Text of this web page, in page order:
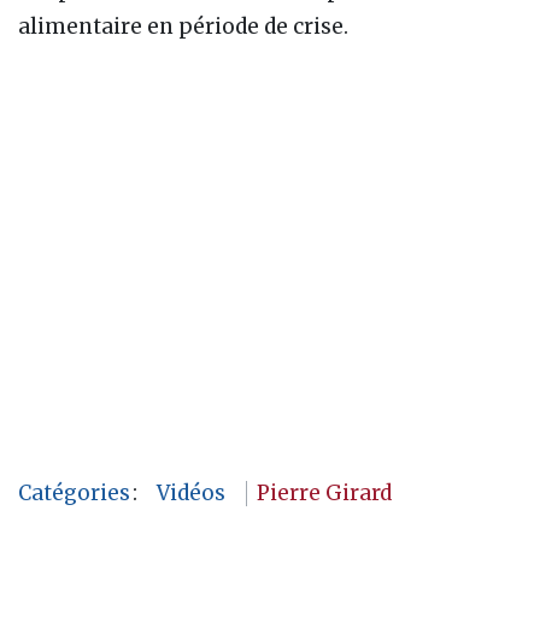
alimentaire en période de crise.
Catégories: Vidéos Pierre Girard